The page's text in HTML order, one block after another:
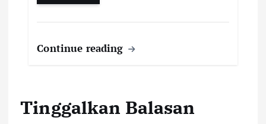
Continue reading
Tinggalkan Balasan